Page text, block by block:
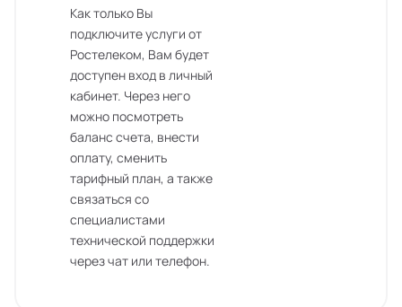
Как только Вы
подключите услуги от
Ростелеком, Вам будет
доступен вход в личный
кабинет. Через него
можно посмотреть
баланс счета, внести
оплату, сменить
тарифный план, а также
связаться со
специалистами
технической поддержки
через чат или телефон.